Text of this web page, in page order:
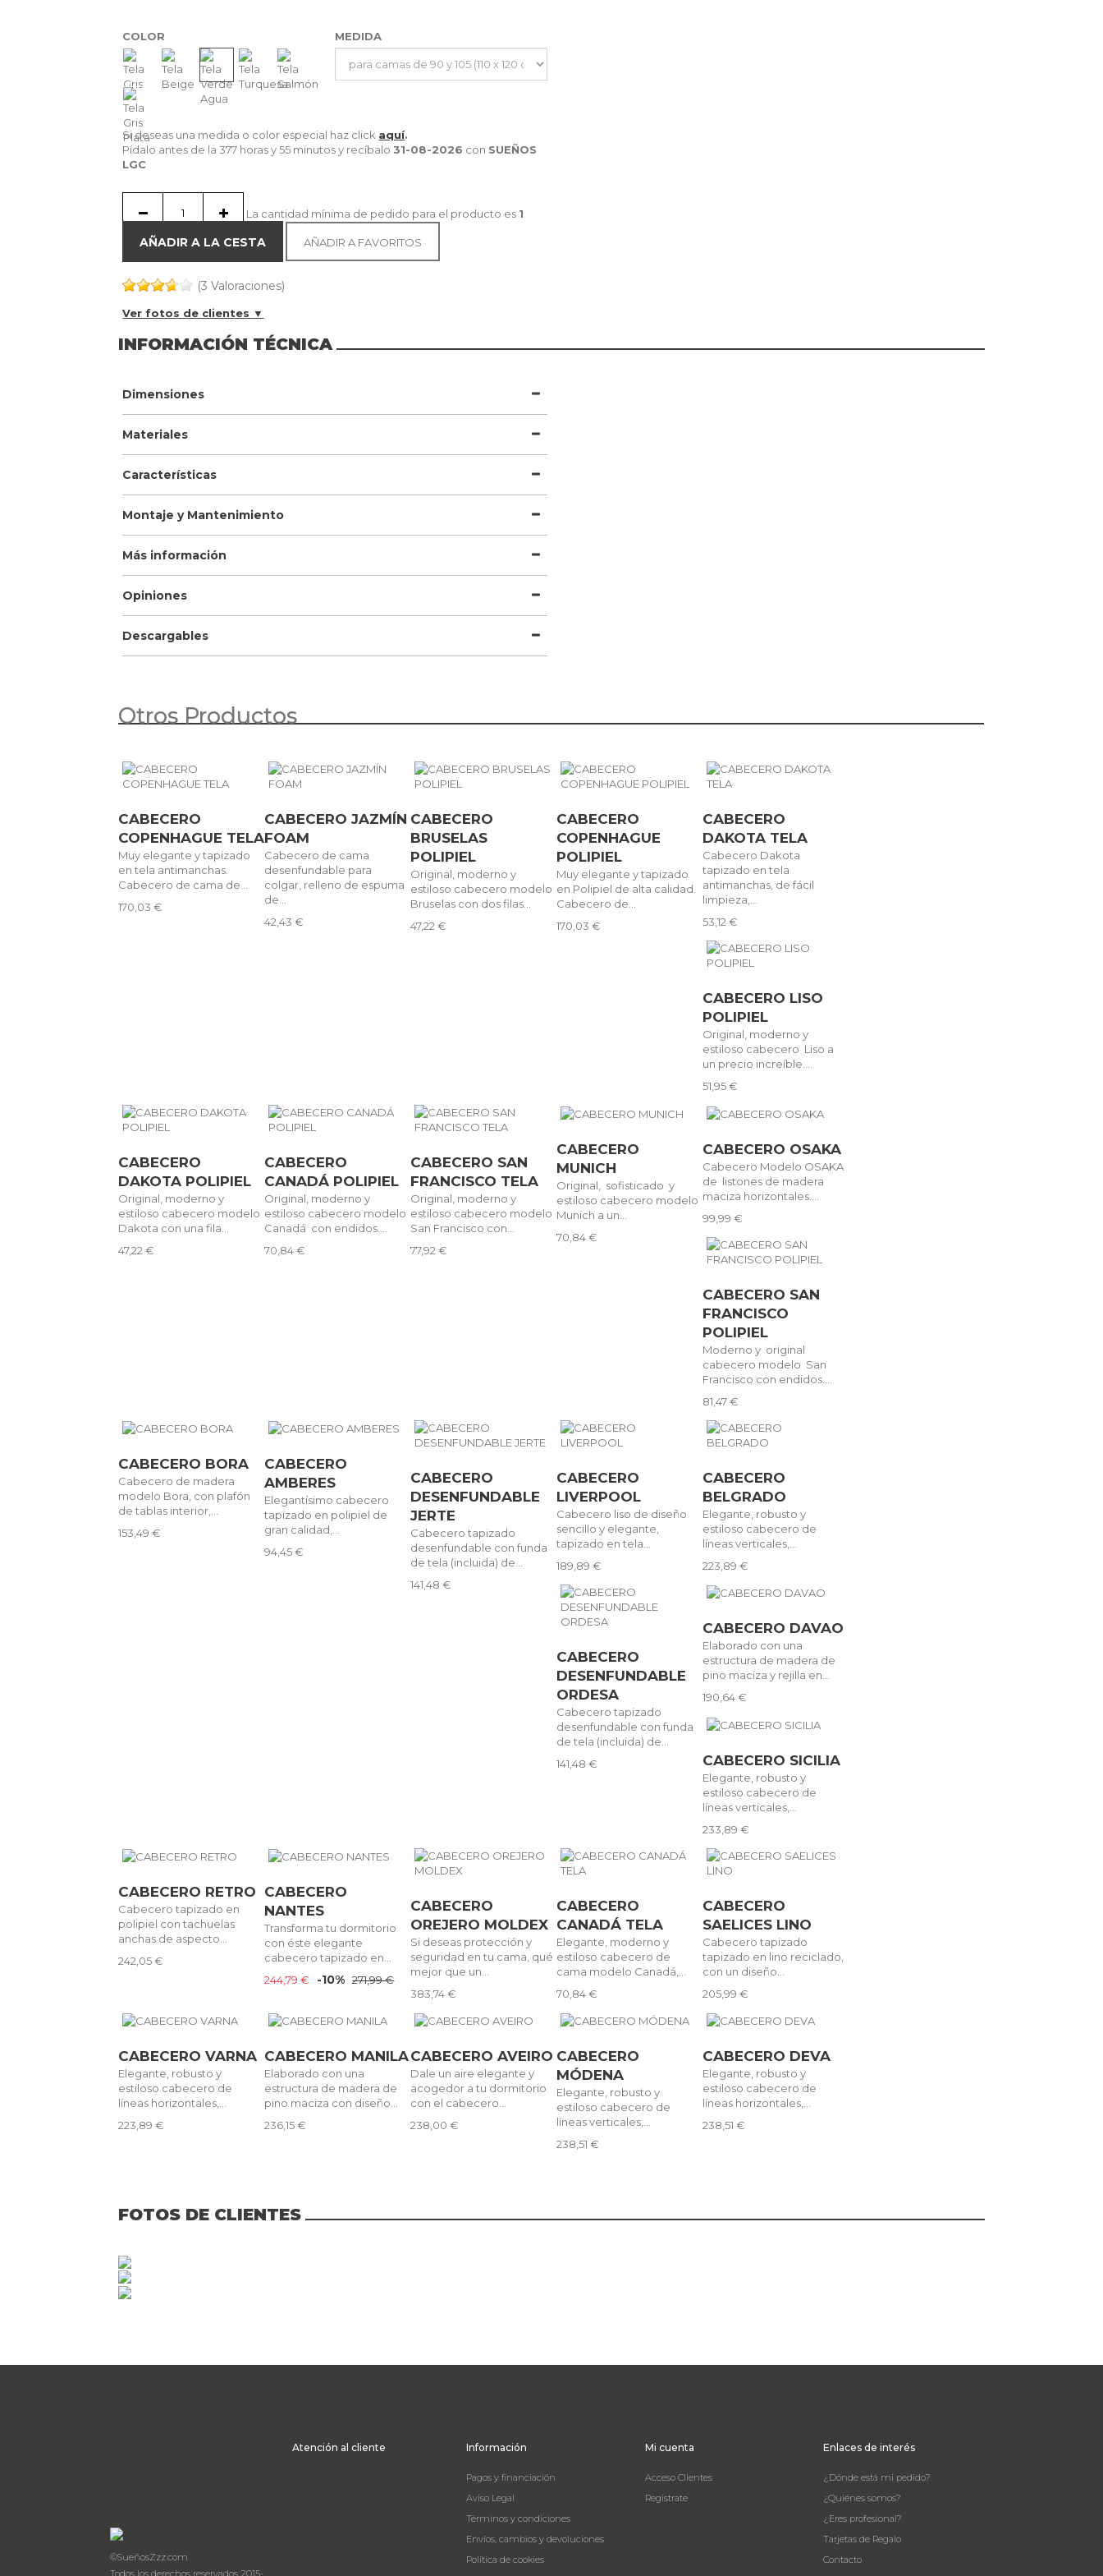
COLOR MEDIDA
Si deseas una medida o color especial haz click aquí.
Pídalo antes de la377 horas y 55 minutosy recíbalo 31-08-2026 con SUEÑOS
LGC
La cantidad mínima de pedido para el producto es 1
AÑADIR A LA CESTA AÑADIR A FAVORITOS
(3 Valoraciones)
Ver fotos de clientes ▼
INFORMACIÓN TÉCNICA
Dimensiones
Materiales
Características
Montaje y Mantenimiento
Más información
Opiniones
Descargables
Otros Productos
CABECERO
COPENHAGUE TELA
Muy elegante y tapizado
en tela antimanchas.
Cabecero de cama de...
170,03 €
CABECERO JAZMÍN
FOAM
Cabecero de cama
desenfundable para
colgar, relleno de espuma
de...
42,43 €
CABECERO
BRUSELAS
POLIPIEL
Original, moderno y
estiloso cabecero modelo
Bruselas con dos filas...
47,22 €
CABECERO
COPENHAGUE
POLIPIEL
Muy elegante y tapizado
en Polipiel de alta calidad.
Cabecero de...
170,03 €
CABECERO
DAKOTA TELA
Cabecero Dakota
tapizado en tela
antimanchas, de fácil
limpieza,...
53,12 €
CABECERO LISO
POLIPIEL
Original, moderno y
estiloso cabecero Liso a
un precio increíble....
51,95 €
CABECERO
DAKOTA POLIPIEL
Original, moderno y
estiloso cabecero modelo
Dakota con una fila...
47,22 €
CABECERO
CANADÁ POLIPIEL
Original, moderno y
estiloso cabecero modelo
Canadá con endidos....
70,84 €
CABECERO SAN
FRANCISCO TELA
Original, moderno y
estiloso cabecero modelo
San Francisco con...
77,92 €
CABECERO
MUNICH
Original, sofisticado y
estiloso cabecero modelo
Munich a un...
70,84 €
CABECERO OSAKA
Cabecero Modelo OSAKA
de listones de madera
maciza horizontales....
99,99 €
CABECERO SAN
FRANCISCO
POLIPIEL
Moderno y original
cabecero modelo San
Francisco con endidos....
81,47 €
CABECERO BORA
Cabecero de madera
modelo Bora, con plafón
de tablas interior,...
153,49 €
CABECERO
AMBERES
Elegantísimo cabecero
tapizado en polipiel de
gran calidad,...
94,45 €
CABECERO
DESENFUNDABLE
JERTE
Cabecero tapizado
desenfundable con funda
de tela (incluida) de...
141,48 €
CABECERO
LIVERPOOL
Cabecero liso de diseño
sencillo y elegante,
tapizado en tela...
189,89 €
CABECERO
BELGRADO
Elegante, robusto y
estiloso cabecero de
líneas verticales,...
223,89 €
CABECERO
DESENFUNDABLE
ORDESA
Cabecero tapizado
desenfundable con funda
de tela (incluida) de...
141,48 €
CABECERO DAVAO
Elaborado con una
estructura de madera de
pino maciza y rejilla en...
190,64 €
CABECERO SICILIA
Elegante, robusto y
estiloso cabecero de
líneas verticales,...
233,89 €
CABECERO RETRO
Cabecero tapizado en
polipiel con tachuelas
anchas de aspecto...
242,05 €
CABECERO
NANTES
Transforma tu dormitorio
con éste elegante
cabecero tapizado en...
244,79 €
-10% 271,99 €
CABECERO
OREJERO MOLDEX
Si deseas protección y
seguridad en tu cama, qué
mejor que un...
383,74 €
CABECERO
CANADÁ TELA
Elegante, moderno y
estiloso cabecero de
cama modelo Canadá,...
70,84 €
CABECERO
SAELICES LINO
Cabecero tapizado
tapizado en lino reciclado,
con un diseño...
205,99 €
CABECERO VARNA
Elegante, robusto y
estiloso cabecero de
líneas horizontales,...
223,89 €
CABECERO MANILA
Elaborado con una
estructura de madera de
pino maciza con diseño...
236,15 €
CABECERO AVEIRO
Dale un aire elegante y
acogedor a tu dormitorio
con el cabecero...
238,00 €
CABECERO
MÓDENA
Elegante, robusto y
estiloso cabecero de
líneas verticales,...
238,51 €
CABECERO DEVA
Elegante, robusto y
estiloso cabecero de
líneas horizontales,...
238,51 €
FOTOS DE CLIENTES
©SueñosZzz.com
Todos los derechos reservados 2015-
Atención al cliente Información
Pagos y financiación
Aviso Legal
Términos y condiciones
Envíos, cambios y devoluciones
Política de cookies
Mi cuenta
Acceso Clientes
Registrate
Enlaces de interés
¿Dónde está mi pedido?
¿Quiénes somos?
¿Eres profesional?
Tarjetas de Regalo
Contacto